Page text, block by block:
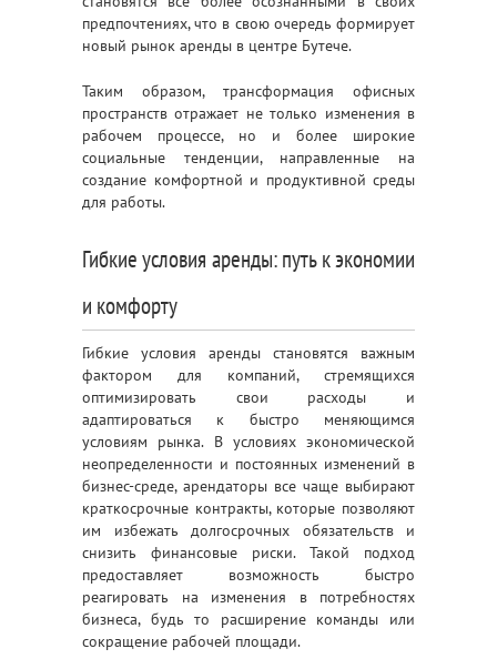
предпочтениях, что в свою очередь формирует
новый рынок аренды в центре Бутече.
Таким образом, трансформация офисных
пространств отражает не только изменения в
рабочем процессе, но и более широкие
социальные тенденции, направленные на
создание комфортной и продуктивной среды
для работы.
Гибкие условия аренды: путь к экономии
и комфорту
Гибкие условия аренды становятся важным
фактором для компаний, стремящихся
оптимизировать свои расходы и
адаптироваться к быстро меняющимся
условиям рынка. В условиях экономической
неопределенности и постоянных изменений в
бизнес-среде, арендаторы все чаще выбирают
краткосрочные контракты, которые позволяют
им избежать долгосрочных обязательств и
снизить финансовые риски. Такой подход
предоставляет возможность быстро
реагировать на изменения в потребностях
бизнеса, будь то расширение команды или
сокращение рабочей площади.